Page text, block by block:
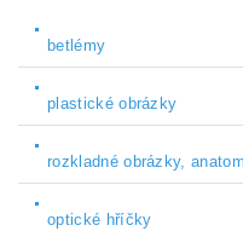
betlémy
plastické obrázky
rozkladné obrázky,
optické hříčky